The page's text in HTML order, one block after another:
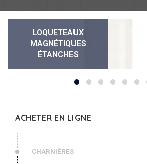
magnétiques. Ils mesurent entre 45
longueur et entre 15 mm et 21 mm
loqueteaux magnétiques étanches
inox 430 Ti. La gâche est
LOQUETEAUX
MAGNÉTIQUES
ÉTANCHES
ACHETER EN LIGNE
CHARNIÈRES